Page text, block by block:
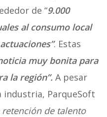
de “9.000
al consumo local
. Estas
muy bonita para
la región”. A pesar
industria, ParqueSoft
retención de talento